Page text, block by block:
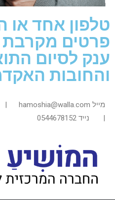
טלפון אחד
פרטים
ענק לסיום
והחובות
| נייד 0544678152